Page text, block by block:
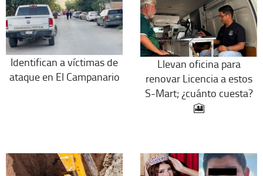
Identifican a víctimas de
ataque en El Campanario
Llevan oficina para
renovar Licencia a estos
S-Mart; ¿cuánto cuesta?
🎦